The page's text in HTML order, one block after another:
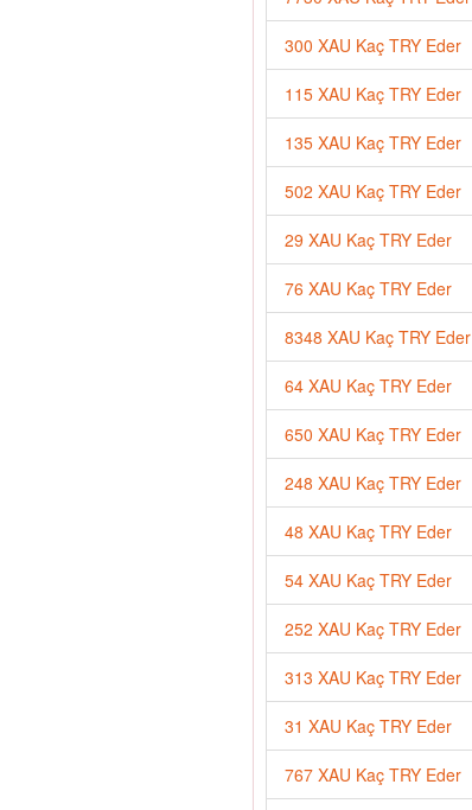
300 XAU Kaç TRY Eder
115 XAU Kaç TRY Eder
135 XAU Kaç TRY Eder
502 XAU Kaç TRY Eder
29 XAU Kaç TRY Eder
76 XAU Kaç TRY Eder
8348 XAU Kaç TRY Eder
64 XAU Kaç TRY Eder
650 XAU Kaç TRY Eder
248 XAU Kaç TRY Eder
48 XAU Kaç TRY Eder
54 XAU Kaç TRY Eder
252 XAU Kaç TRY Eder
313 XAU Kaç TRY Eder
31 XAU Kaç TRY Eder
767 XAU Kaç TRY Eder